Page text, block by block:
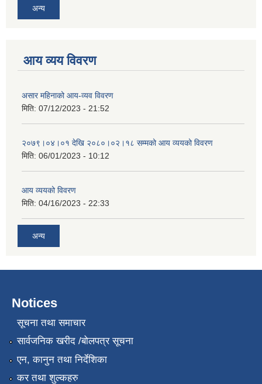
अन्य
आय व्यय विवरण
असार महिनाको आय-व्यव विवरण
मिति: 07/12/2023 - 21:52
२०७९।०४।०१ देखि २०८०।०२।१८ सम्मको आय व्ययको विवरण
मिति: 06/01/2023 - 10:12
आय व्ययको विवरण
मिति: 04/16/2023 - 22:33
अन्य
Notices
सूचना तथा समाचार
सार्वजनिक खरीद /बोलपत्र सूचना
एन, कानुन तथा निर्देशिका
कर तथा शुल्कहरु